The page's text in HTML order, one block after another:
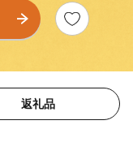
返礼品